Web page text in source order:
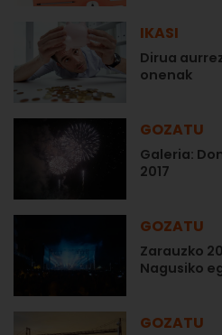
IKASI
Dirua
onenak
GOZATU
Galeria:
2017
GOZATU
Zarauzko
Nagusiko
GOZATU